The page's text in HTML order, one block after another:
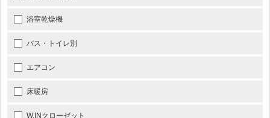
浴室乾燥機
バス・トイレ別
エアコン
床暖房
W.INクローゼット